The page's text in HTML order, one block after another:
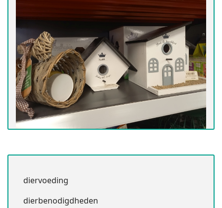
diervoeding
dierbenodigdheden